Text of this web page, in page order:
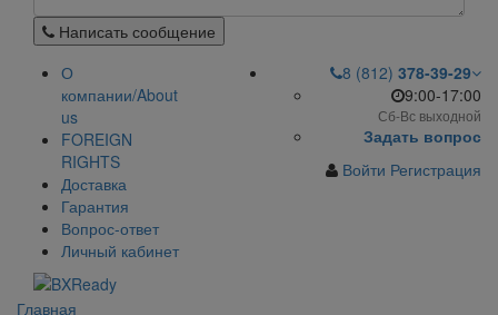
Написать сообщение
О
компании/About
us
FOREIGN
RIGHTS
Доставка
Гарантия
Вопрос-ответ
Личный кабинет
8 (812) 378-39-29
9:00-17:00
Сб-Вс выходной
Задать вопрос
Войти Регистрация
Главная